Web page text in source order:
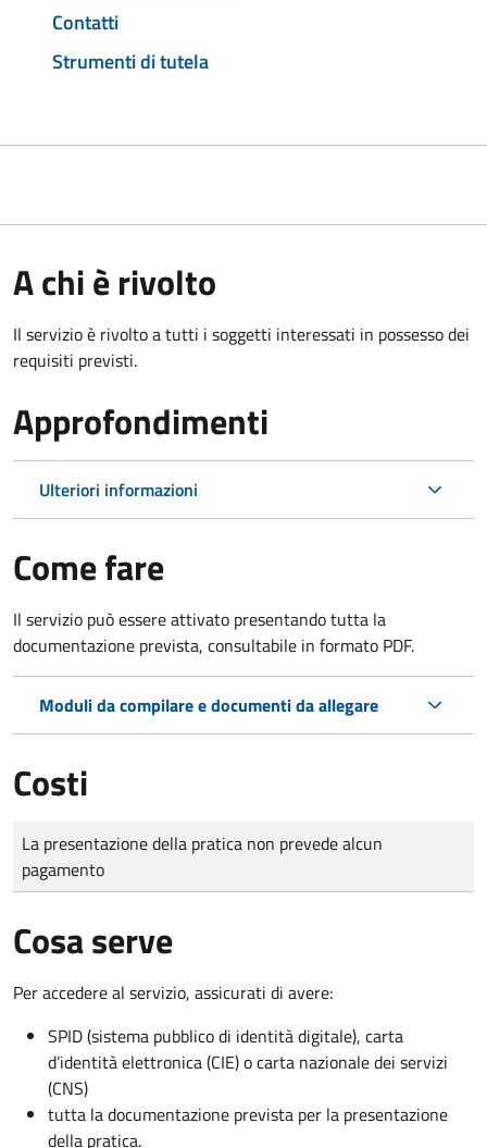
Contatti
Strumenti di tutela
A chi è rivolto
Il servizio è rivolto a tutti i soggetti interessati in possesso dei
requisiti previsti.
Approfondimenti
Ulteriori informazioni
Come fare
Il servizio può essere attivato presentando tutta la
documentazione prevista, consultabile in formato PDF.
Moduli da compilare e documenti da allegare
Costi
Tipo di pagamento
Importo
La presentazione della pratica non prevede alcun
pagamento
Cosa serve
Per accedere al servizio, assicurati di avere:
SPID (sistema pubblico di identità digitale), carta
d’identità elettronica (CIE) o carta nazionale dei servizi
(CNS)
tutta la documentazione prevista per la presentazione
della pratica.